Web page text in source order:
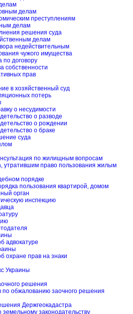
делам
преступлениям
делам
решения суда
делам
недействительным
чужого имущества
по договору
собственности
прав
в хозяйственный суд
потерь
о несудимости
о разводе
о рождении
о браке
суда
по жилищным вопросам
утратившим право пользования жилым
порядке
пользования квартирой, домом
орган
инспекцию
адвокатуре
охране прав на знаки
Украины
решения
по обжалованию заочного решения
Держгеокадастра
земельному законодательству